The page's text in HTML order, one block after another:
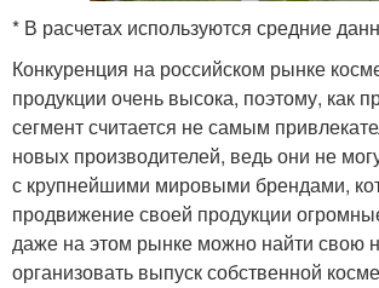
* В расчетах используются средние
Конкуренция на российском рынке
продукции очень высока, поэтому, как
сегмент считается не самым
новых производителей, ведь они не
с крупнейшими мировыми брендами,
продвижение своей продукции
даже на этом рынке можно найти свою
организовать выпуск собственной